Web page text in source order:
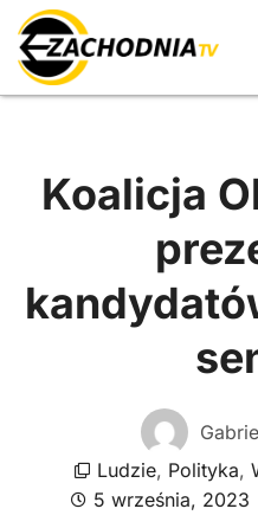
Koalicja
Ludzie, Polityka,
5 września, 2023